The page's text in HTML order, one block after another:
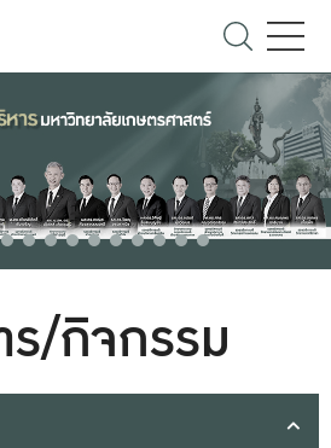
ร/กิจกรรม